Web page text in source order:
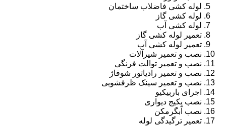
لوله کشی فاضلاب ساختمان
لوله کشی گاز
لوله کشی آب
تعمیر لوله کشی گاز
تعمیر لوله کشی آب
نصب و تعمیر شیرآلات
نصب و تعمیر توالت فرنگی
نصب و تعمیر رادیاتور شوفاژ
نصب و تعمیر سینک ظرفشویی
اجرای باربیکیو
نصب پکیج دیواری
نصب آبگرمکن
تعمیر ترگیدگی لوله